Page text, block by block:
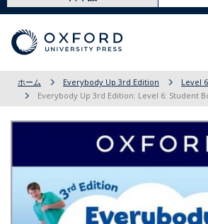
ホーム Everybody Up 3rd Edition
Level 6
Everybody Up 3rd Edition: Level 6: Student